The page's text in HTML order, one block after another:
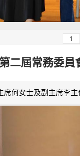
二屆常務委
席何女士及副主席李